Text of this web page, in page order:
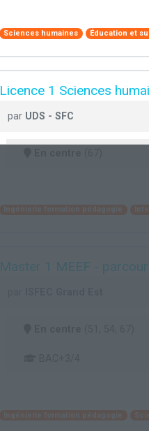
Sciences humaines Éducation et
Licence 1 Sciences
par UDS - SFC
Master 1 MEEF -